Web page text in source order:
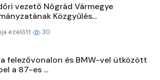
vezető Nógrád Vármegye
Közgyűlés...
ezelőtt 30
felezővonalon és BMW-vel ütközött
a 87-es ...